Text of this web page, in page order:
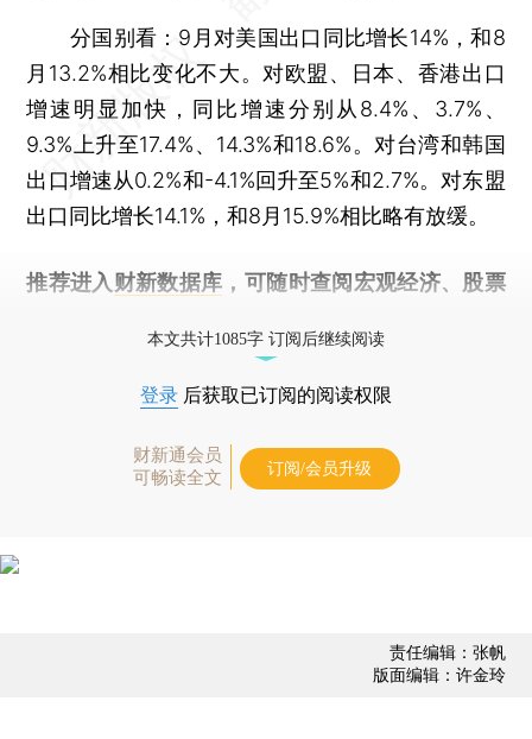
分国别看：9月对美国出口同比增长14%，和8
月13.2%相比变化不大。对欧盟、日本、香港出口
增速明显加快，同比增速分别从8.4%、3.7%、
9.3%上升至17.4%、14.3%和18.6%。对台湾和韩国
出口增速从0.2%和-4.1%回升至5%和2.7%。对东盟
出口同比增长14.1%，和8月15.9%相比略有放缓。
推荐进入 财新数据库 ，可随时查阅宏观经济、股票
本文共计1085字 订阅后继续阅读
登录 后获取已订阅的阅读权限
财新通会员
可畅读全文
订阅/会员升级
责任编辑：张帆
版面编辑：许金玲